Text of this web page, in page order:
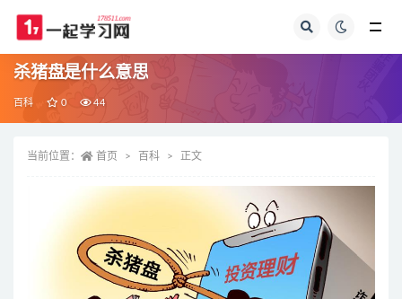
杀猪盘是什么意思
百科 0 44
当前位置： 首页 百科 正文